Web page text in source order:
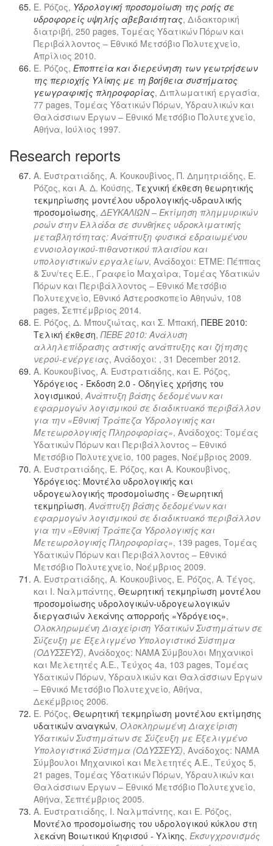
Ε. Ρόζος, Υδρολογική προσομοίωση της ροής σε
υδροφορείς υψηλής αβεβαιότητας, Διδακτορική
διατριβή, 250 pages, Τομέας Υδατικών Πόρων και
Περιβάλλοντος – Εθνικό Μετσόβιο Πολυτεχνείο,
Απρίλιος 2010.
Ε. Ρόζος, Εποπτεία και διερεύνηση των γεωτρήσεων
της περιοχής Υλίκης με τη βοήθεια συστήματος
γεωγραφικής πληροφορίας, Διπλωματική εργασία,
77 pages, Τομέας Υδατικών Πόρων, Υδραυλικών και
Θαλάσσιων Έργων – Εθνικό Μετσόβιο Πολυτεχνείο,
Αθήνα, Ιούλιος 1997.
Research reports
Α. Ευστρατιάδης, Α. Κουκουβίνος, Π. Δημητριάδης, Ε.
Ρόζος, και Α. Δ. Κούσης, Τεχνική έκθεση θεωρητικής
τεκμηρίωσης μοντέλου υδρολογικής-υδραυλικής
προσομοίωσης,ΔΕΥΚΑΛΙΩΝ – Εκτίμηση πλημμυρικών
ροών στην Ελλάδα σε συνθήκες υδροκλιματικής
μεταβλητότητας: Ανάπτυξη φυσικά εδραιωμένου
εννοιολογικού-πιθανοτικού πλαισίου και
υπολογιστικών εργαλείων, Ανάδοχοι: ΕΤΜΕ: Πέππας
& Συν/τες Ε.Ε., Γραφείο Μαχαίρα, Τομέας Υδατικών
Πόρων και Περιβάλλοντος – Εθνικό Μετσόβιο
Πολυτεχνείο, Εθνικό Αστεροσκοπείο Αθηνών, 108
pages, Σεπτέμβριος 2014.
Ε. Ρόζος, Δ. Μπουζιώτας, και Σ. Μπακή, ΠΕΒΕ 2010:
Τελική έκθεση,ΠΕΒΕ 2010: Ανάλυση
αλληλεπίδρασης αστικής ανάπτυξης και ζήτησης
νερού-ενέργειας, Ανάδοχοι: , 31 December 2012.
Α. Κουκουβίνος, Α. Ευστρατιάδης, και Ε. Ρόζος,
Υδρόγειος - Έκδοση 2.0 - Οδηγίες χρήσης του
λογισµικού,Ανάπτυξη βάσης δεδομένων και
εφαρμογών λογισμικού σε διαδικτυακό περιβάλλον
για την «Εθνική Τράπεζα Υδρολογικής και
Μετεωρολογικής Πληροφορίας», Ανάδοχος: Τομέας
Υδατικών Πόρων και Περιβάλλοντος – Εθνικό
Μετσόβιο Πολυτεχνείο, 100 pages, Νοέμβριος 2009.
Α. Ευστρατιάδης, Ε. Ρόζος, και Α. Κουκουβίνος,
Υδρόγειος: Μοντέλο υδρολογικής και
υδρογεωλογικής προσομοίωσης - Θεωρητική
τεκμηρίωση,Ανάπτυξη βάσης δεδομένων και
εφαρμογών λογισμικού σε διαδικτυακό περιβάλλον
για την «Εθνική Τράπεζα Υδρολογικής και
Μετεωρολογικής Πληροφορίας», 139 pages, Τομέας
Υδατικών Πόρων και Περιβάλλοντος – Εθνικό
Μετσόβιο Πολυτεχνείο, Νοέμβριος 2009.
Α. Ευστρατιάδης, Α. Κουκουβίνος, Ε. Ρόζος, Α. Τέγος,
και Ι. Ναλμπάντης, Θεωρητική τεκμηρίωση μοντέλου
προσομοίωσης υδρολογικών-υδρογεωλογικών
διεργασιών λεκάνης απορροής «Υδρόγειος»,
Ολοκληρωμένη Διαχείριση Υδατικών Συστημάτων σε
Σύζευξη με Εξελιγμένο Υπολογιστικό Σύστημα
(ΟΔΥΣΣΕΥΣ), Ανάδοχος: ΝΑΜΑ Σύμβουλοι Μηχανικοί
και Μελετητές Α.Ε., Τεύχος 4a, 103 pages, Τομέας
Υδατικών Πόρων, Υδραυλικών και Θαλάσσιων Έργων
– Εθνικό Μετσόβιο Πολυτεχνείο, Αθήνα,
Δεκέμβριος 2006.
Ε. Ρόζος, Θεωρητική τεκμηρίωση μοντέλου εκτίμησης
υδατικών αναγκών, Ολοκληρωμένη Διαχείριση
Υδατικών Συστημάτων σε Σύζευξη με Εξελιγμένο
Υπολογιστικό Σύστημα (ΟΔΥΣΣΕΥΣ), Ανάδοχος: ΝΑΜΑ
Σύμβουλοι Μηχανικοί και Μελετητές Α.Ε., Τεύχος 5,
21 pages, Τομέας Υδατικών Πόρων, Υδραυλικών και
Θαλάσσιων Έργων – Εθνικό Μετσόβιο Πολυτεχνείο,
Αθήνα, Σεπτέμβριος 2005.
Α. Ευστρατιάδης, Ι. Ναλμπάντης, και Ε. Ρόζος,
Μοντέλο προσομοίωσης του υδρολογικού κύκλου στη
λεκάνη Βοιωτικού Κηφισού - Υλίκης, Εκσυγχρονισμός